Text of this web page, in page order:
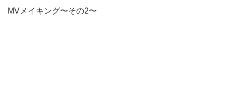
MVメイキング〜その2〜